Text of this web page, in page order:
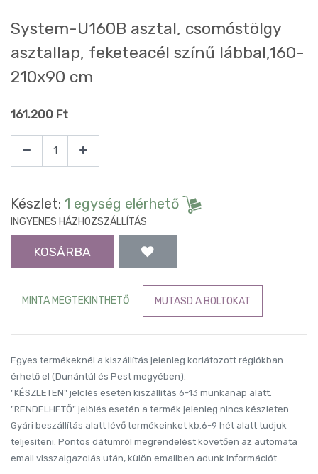
System-U160B asztal, csomóstölgy
asztallap, feketeacél színű lábbal,160-
210x90 cm
161.200 Ft
Készlet: 1 egység elérhető
INGYENES HÁZHOZSZÁLLÍTÁS
KOSÁRBA
MINTA MEGTEKINTHETŐ MUTASD A BOLTOKAT
Egyes termékeknél a kiszállítás jelenleg korlátozott régiókban
érhető el (Dunántúl és Pest megyében).
"KÉSZLETEN" jelölés esetén kiszállítás 6-13 munkanap alatt.
"RENDELHETŐ" jelölés esetén a termék jelenleg nincs készleten.
Gyári beszállítás alatt lévő termékeinket kb.6-9 hét alatt tudjuk
teljesíteni. Pontos dátumról megrendelést követően az automata
email visszaigazolás után, külön emailben adunk információt.